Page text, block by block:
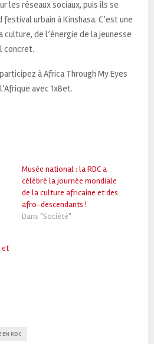
les réseaux sociaux, puis ils se
urbain à Kinshasa. C’est une
de l’énergie de la jeunesse
concret.
à Africa Through My Eyes
avec 1xBet.
Musée national : la RDC a
célébré la journée mondiale
de la culture africaine et des
afro-descendants !
Dans "Société"
et
EN RDC